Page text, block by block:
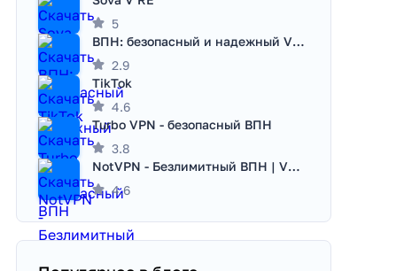
5
ВПН: безопасный и надежный VPN
2.9
TikTok
4.6
Turbo VPN - безопасный ВПН
3.8
NotVPN - Безлимитный ВПН | VPN
4.6